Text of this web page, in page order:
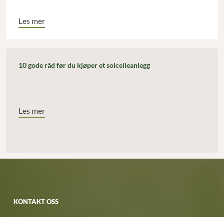
Les mer
10 gode råd før du kjøper et solcelleanlegg
Les mer
KONTAKT OSS